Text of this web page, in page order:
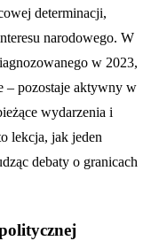
determinacji,
narodowego. W
w 2023,
– pozostaje aktywny w
wydarzenia i
lekcja, jak jeden
debaty o granicach